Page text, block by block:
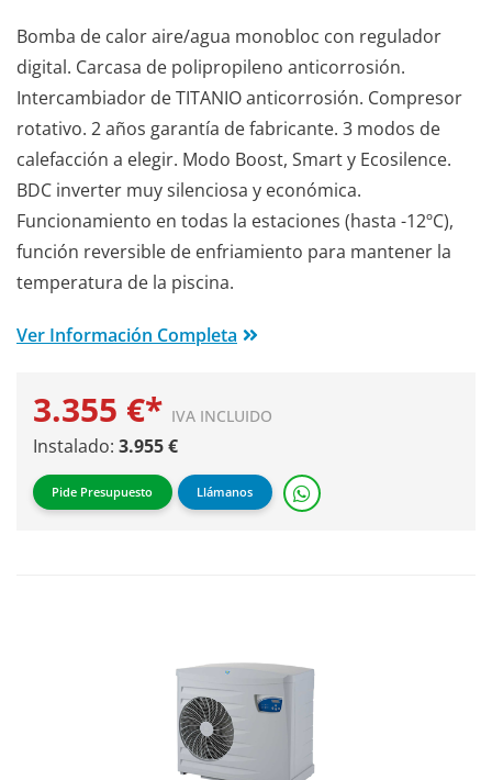
Bomba de calor aire/agua monobloc con regulador
digital. Carcasa de polipropileno anticorrosión.
Intercambiador de TITANIO anticorrosión. Compresor
rotativo. 2 años garantía de fabricante. 3 modos de
calefacción a elegir. Modo Boost, Smart y Ecosilence.
BDC inverter muy silenciosa y económica.
Funcionamiento en todas la estaciones (hasta -12ºC),
función reversible de enfriamiento para mantener la
temperatura de la piscina.
Ver Información Completa
3.355 €* IVA INCLUIDO
Instalado: 3.955 €
Pide Presupuesto Llámanos